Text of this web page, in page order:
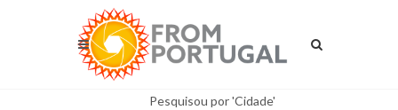
Pesquisou por 'Cidade'